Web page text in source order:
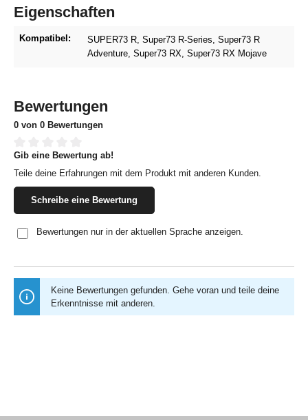
Eigenschaften
Kompatibel: SUPER73 R , Super73 R-Series , Super73 R
Adventure , Super73 RX , Super73 RX Mojave
Bewertungen
0 von 0 Bewertungen
Durchschnittliche Bewertung von 0 von 5 Sternen
Gib eine Bewertung ab!
Teile deine Erfahrungen mit dem Produkt mit anderen Kunden.
Schreibe eine Bewertung
Bewertungen nur in der aktuellen Sprache anzeigen.
Keine Bewertungen gefunden. Gehe voran und teile deine
Erkenntnisse mit anderen.